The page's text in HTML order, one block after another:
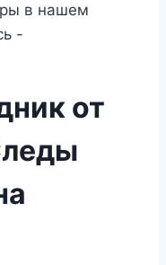
в нашем
-
от